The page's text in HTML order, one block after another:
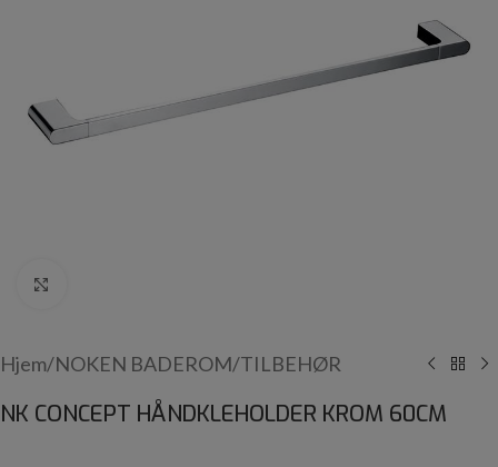
Hjem/NOKEN BADEROM/TILBEHØR
NK CONCEPT HÅNDKLEHOLDER KROM 60CM